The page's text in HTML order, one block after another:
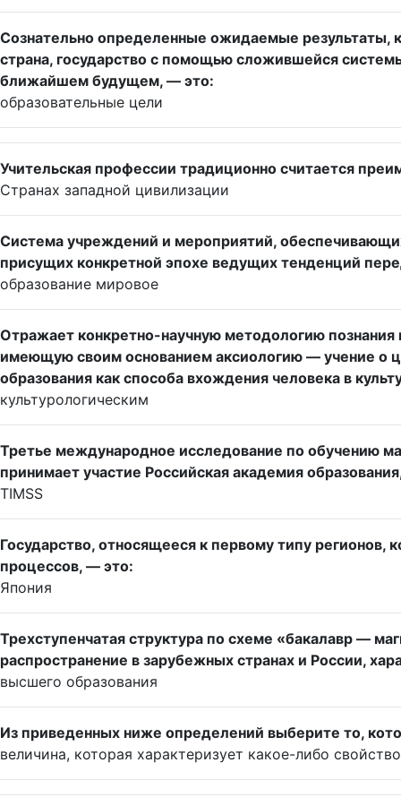
Сознательно определенные ожидаемые результаты,
страна, государство с помощью сложившейся
ближайшем будущем, — это:
образовательные цели
Учительская профессии традиционно считается
Странах западной цивилизации
Система учреждений и мероприятий,
присущих конкретной эпохе ведущих тенденций
образование мировое
Отражает конкретно-научную методологию познания
имеющую своим основанием аксиологию — учение о
образования как способа вхождения человека в
культурологическим
Третье международное исследование по обучению
принимает участие Российская академия
TIMSS
Государство, относящееся к первому типу
процессов, — это:
Япония
Трехступенчатая структура по схеме «бакалавр —
распространение в зарубежных странах и России,
высшего образования
Из приведенных ниже определений выберите то,
величина, которая характеризует какое-либо